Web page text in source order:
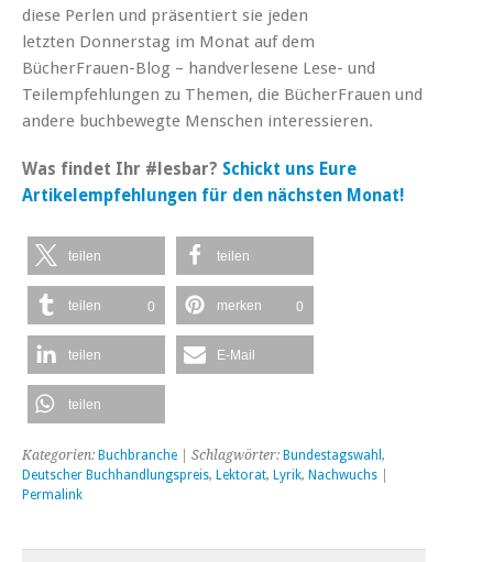
diese Perlen und präsentiert sie jeden
letzten Donnerstag im Monat auf dem
BücherFrauen-Blog – handverlesene Lese- und
Teilempfehlungen zu Themen, die BücherFrauen und
andere buchbewegte Menschen interessieren.
Was findet Ihr #lesbar? Schickt uns Eure
Artikelempfehlungen für den nächsten Monat!
teilen teilen
teilen 0 merken 0
teilen E-Mail
teilen
Kategorien: Buchbranche | Schlagwörter: Bundestagswahl ,
Deutscher Buchhandlungspreis, Lektorat, Lyrik, Nachwuchs
Permalink